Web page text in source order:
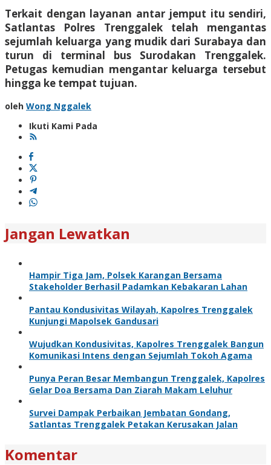
Terkait dengan layanan antar jemput itu sendiri,
Satlantas Polres Trenggalek telah mengantas
sejumlah keluarga yang mudik dari Surabaya dan
turun di terminal bus Surodakan Trenggalek.
Petugas kemudian mengantar keluarga tersebut
hingga ke tempat tujuan.
oleh Wong Nggalek
Ikuti Kami Pada
Jangan Lewatkan
Hampir Tiga Jam, Polsek Karangan Bersama
Stakeholder Berhasil Padamkan Kebakaran Lahan
Pantau Kondusivitas Wilayah, Kapolres Trenggalek
Kunjungi Mapolsek Gandusari
Wujudkan Kondusivitas, Kapolres Trenggalek Bangun
Komunikasi Intens dengan Sejumlah Tokoh Agama
Punya Peran Besar Membangun Trenggalek, Kapolres
Gelar Doa Bersama Dan Ziarah Makam Leluhur
Survei Dampak Perbaikan Jembatan Gondang,
Satlantas Trenggalek Petakan Kerusakan Jalan
Komentar